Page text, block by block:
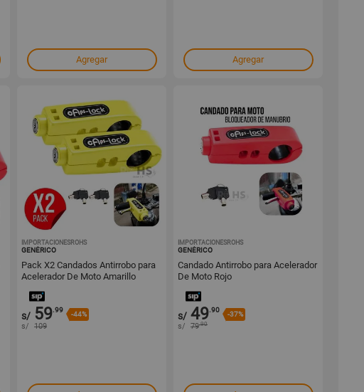
Agregar Agregar
IMPORTACIONESROHS
GENÉRICO
Pack X2 Candados Antirrobo para
Acelerador De Moto Amarillo
s/ 59.99
-44%
s/ 109
IMPORTACIONESROHS
GENÉRICO
Candado Antirrobo para Acelerador
De Moto Rojo
s/ 49.90
-37%
s/ 79.90